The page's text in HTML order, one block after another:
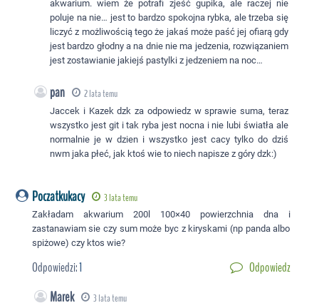
akwarium. wiem że potrafi zjeść gupika, ale raczej nie
poluje na nie… jest to bardzo spokojna rybka, ale trzeba się
liczyć z możliwością tego że jakaś może paść jej ofiarą gdy
jest bardzo głodny a na dnie nie ma jedzenia, rozwiązaniem
jest zostawianie jakiejś pastylki z jedzeniem na noc…
pan 2 lata temu
Jaccek i Kazek dzk za odpowiedz w sprawie suma, teraz
wszystko jest git i tak ryba jest nocna i nie lubi światła ale
normalnie je w dzien i wszystko jest cacy tylko do dziś
nwm jaka płeć, jak ktoś wie to niech napisze z góry dzk:)
Poczatkukacy 3 lata temu
Zakładam akwarium 200l 100×40 powierzchnia dna i
zastanawiam sie czy sum może byc z kiryskami (np panda albo
spiżowe) czy ktos wie?
Odpowiedzi:1 Odpowiedz
Marek 3 lata temu